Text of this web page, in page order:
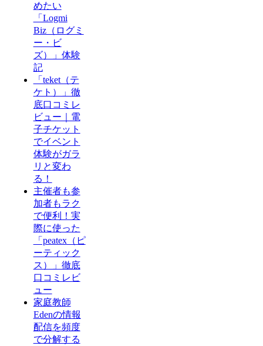
めたい
「Logmi
Biz（ログミ
ー・ビ
ズ）」体験
記
「teket（テ
ケト）」徹
底口コミレ
ビュー｜電
子チケット
でイベント
体験がガラ
リと変わ
る！
主催者も参
加者もラク
で便利！実
際に使った
「peatex（ピ
ーティック
ス）」徹底
口コミレビ
ュー
家庭教師
Edenの情報
配信を頻度
で分解する